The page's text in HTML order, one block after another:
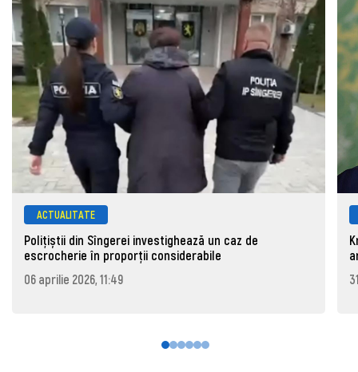
ACTUALITATE
Polițiștii din Sîngerei investighează un caz de
escrocherie în proporții considerabile
06 aprilie 2026, 11:49